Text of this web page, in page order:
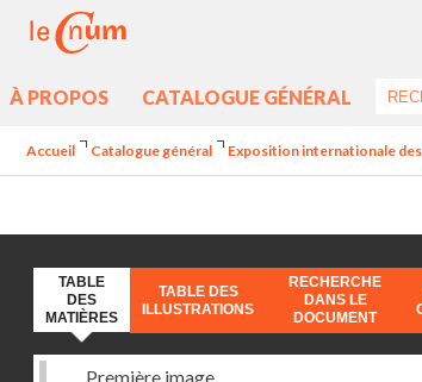
À PROPOS CATALOGUE GÉNÉRAL
Accueil Catalogue général Exposition internationale
TABLE
DES
MATIÈRES
TABLE DES
ILLUSTRATIONS
RECHERCHE
DANS LE
DOCUMENT
Première image